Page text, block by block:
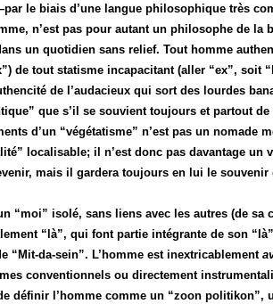
le biais d’une langue philosophique très
n’est pas pour autant un philosophe de la
un quotidien sans relief. Tout homme
de tout statisme incapacitant (aller “ex”, soit
de l’audacieux qui sort des lourdes
que s’il se souvient toujours et partout
d’un “végétatisme” n’est pas un nomade
localisable; il n’est donc pas davantage un
mais il gardera toujours en lui le souvenir
“moi” isolé, sans liens avec les autres (de sa
“là”, qui font partie intégrante de son
“Mit-da-sein”. L’homme est inextricablement
conventionnels ou directement
définir l’homme comme un “zoon politikon”,